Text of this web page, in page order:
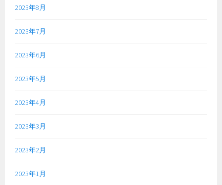
2023年8月
2023年7月
2023年6月
2023年5月
2023年4月
2023年3月
2023年2月
2023年1月